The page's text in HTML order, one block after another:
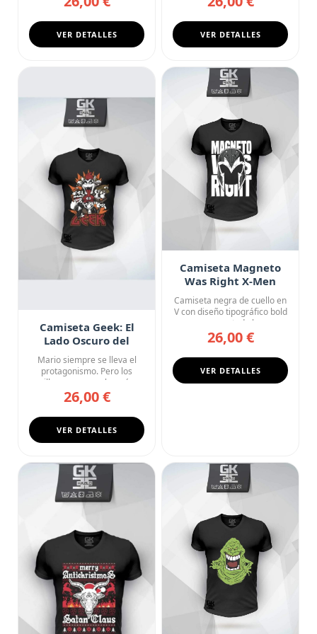
VER DETALLES VER DETALLES
Camiseta Geek: El
Lado Oscuro del
Reino Champiñón
Mario siempre se lleva el
protagonismo. Pero los
villanos son mucho más
inter...
26,00 €
VER DETALLES
Camiseta Magneto
Was Right X-Men
Marvel Statement
Camiseta negra de cuello en
V con diseño tipográfico bold
que ocupa toda la s...
26,00 €
VER DETALLES